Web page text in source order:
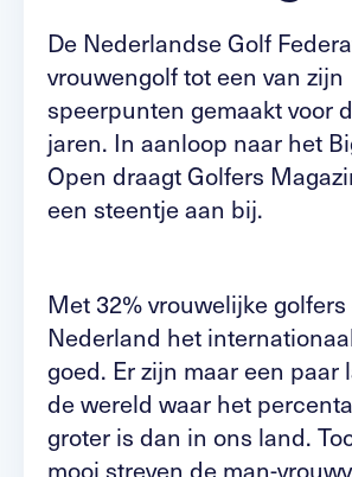
De Nederlandse Golf
vrouwengolf tot een van zijn
speerpunten gemaakt voor
jaren. In aanloop naar het
Open draagt Golfers
een steentje aan bij.
Met 32% vrouwelijke
Nederland het
goed. Er zijn maar een paar
de wereld waar het
groter is dan in ons land.
mooi streven de man-